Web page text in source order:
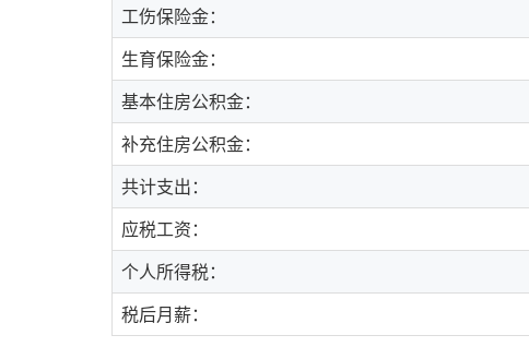
工伤保险金：
生育保险金：
基本住房公积金：
补充住房公积金：
共计支出：
应税工资：
个人所得税：
税后月薪：